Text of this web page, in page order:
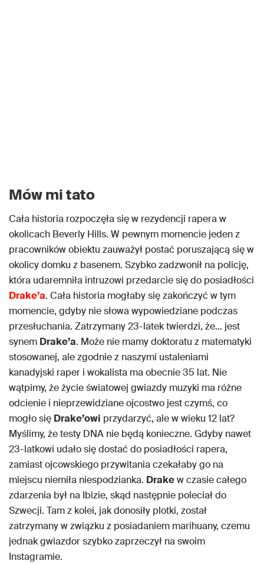
Mów mi tato
Cała historia rozpoczęła się w rezydencji rapera w
okolicach Beverly Hills. W pewnym momencie jeden z
pracowników obiektu zauważył postać poruszającą się w
okolicy domku z basenem. Szybko zadzwonił na policję,
która udaremniła intruzowi przedarcie się do posiadłości
Drake’a. Cała historia mogłaby się zakończyć w tym
momencie, gdyby nie słowa wypowiedziane podczas
przesłuchania. Zatrzymany 23-latek twierdzi, że… jest
synem Drake’a. Może nie mamy doktoratu z matematyki
stosowanej, ale zgodnie z naszymi ustaleniami
kanadyjski raper i wokalista ma obecnie 35 lat. Nie
wątpimy, że życie światowej gwiazdy muzyki ma różne
odcienie i nieprzewidziane ojcostwo jest czymś, co
mogło się Drake’owi przydarzyć, ale w wieku 12 lat?
Myślimy, że testy DNA nie będą konieczne. Gdyby nawet
23-latkowi udało się dostać do posiadłości rapera,
zamiast ojcowskiego przywitania czekałaby go na
miejscu niemiła niespodzianka. Drakew czasie całego
zdarzenia był na Ibizie, skąd następnie poleciał do
Szwecji. Tam z kolei, jak donosiły plotki, został
zatrzymany w związku z posiadaniem marihuany, czemu
jednak gwiazdor szybko zaprzeczył na swoim
Instagramie.